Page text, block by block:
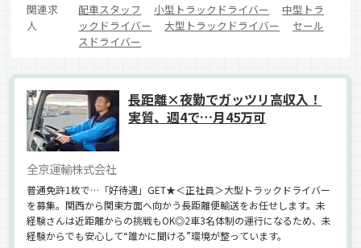
関連求
人
配車スタッフ 小型トラックドライバー
中型トラ
ックドライバー
大型トラックドライバー
セール
スドライバー
長距離×夜勤でガッツリ高収入！
実質、週4で…月45万可
全京運輸株式会社
普通免許1枚で…「好待遇」GET★＜正社員＞大型トラックドライバー
を募集。関西から関東方面へ向かう長距離便輸送をお任せします。未
経験さんは近距離からの挑戦もOK◎2車3名体制の運行になるため、未
経験からでも安心して“誰かに聞ける”環境が整っています。